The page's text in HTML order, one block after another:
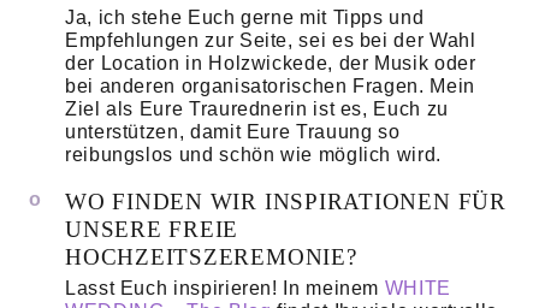
Ja, ich stehe Euch gerne mit Tipps und
Empfehlungen zur Seite, sei es bei der Wahl
der Location in Holzwickede, der Musik oder
bei anderen organisatorischen Fragen. Mein
Ziel als Eure Traurednerin ist es, Euch zu
unterstützen, damit Eure Trauung so
reibungslos und schön wie möglich wird.
WO FINDEN WIR INSPIRATIONEN FÜR
UNSERE FREIE
HOCHZEITSZEREMONIE?
Lasst Euch inspirieren! In meinem WHITE